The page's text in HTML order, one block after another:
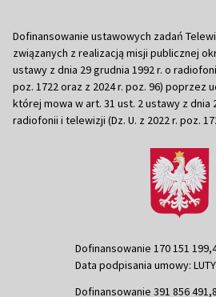
Dofinansowanie ustawowych zadań
związanych z realizacją misji publicznej
ustawy z dnia 29 grudnia 1992 r. o
poz. 1722 oraz z 2024 r. poz. 96) poprzez
której mowa w art. 31 ust. 2 ustawy z dnia
radiofonii i telewizji (Dz. U. z 2022 r. poz.
Dofinansowanie 170 151
Data podpisania umowy:
Dofinansowanie 391 856